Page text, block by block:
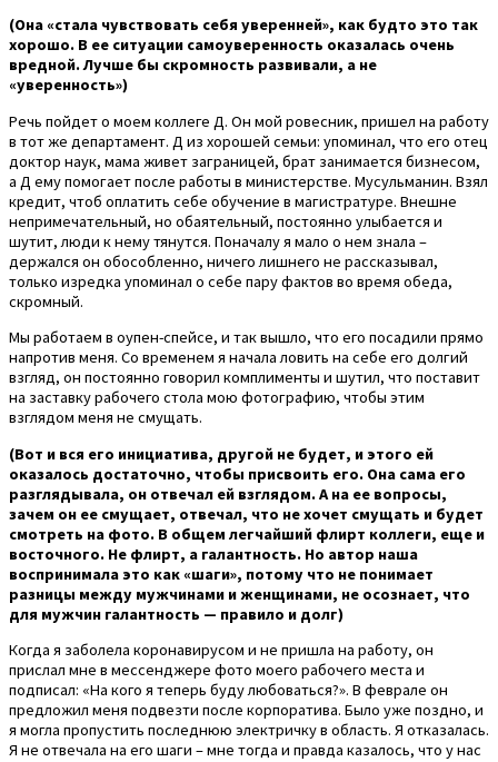
(Она «стала чувствовать себя уверенней», как будто это так
хорошо. В ее ситуации самоуверенность оказалась очень
вредной. Лучше бы скромность развивали, а не
«уверенность»)
Речь пойдет о моем коллеге Д. Он мой ровесник, пришел на работу
в тот же департамент. Д из хорошей семьи: упоминал, что его отец
доктор наук, мама живет заграницей, брат занимается бизнесом,
а Д ему помогает после работы в министерстве. Мусульманин. Взял
кредит, чтоб оплатить себе обучение в магистратуре. Внешне
непримечательный, но обаятельный, постоянно улыбается и
шутит, люди к нему тянутся. Поначалу я мало о нем знала –
держался он обособленно, ничего лишнего не рассказывал,
только изредка упоминал о себе пару фактов во время обеда,
скромный.
Мы работаем в оупен-спейсе, и так вышло, что его посадили прямо
напротив меня. Со временем я начала ловить на себе его долгий
взгляд, он постоянно говорил комплименты и шутил, что поставит
на заставку рабочего стола мою фотографию, чтобы этим
взглядом меня не смущать.
(Вот и вся его инициатива, другой не будет, и этого ей
оказалось достаточно, чтобы присвоить его. Она сама его
разглядывала, он отвечал ей взглядом. А на ее вопросы,
зачем он ее смущает, отвечал, что не хочет смущать и будет
смотреть на фото. В общем легчайший флирт коллеги, еще и
восточного. Не флирт, а галантность. Но автор наша
воспринимала это как «шаги», потому что не понимает
разницы между мужчинами и женщинами, не осознает, что
для мужчин галантность — правило и долг)
Когда я заболела коронавирусом и не пришла на работу, он
прислал мне в мессенджере фото моего рабочего места и
подписал: «На кого я теперь буду любоваться?». В феврале он
предложил меня подвезти после корпоратива. Было уже поздно, и
я могла пропустить последнюю электричку в область. Я отказалась.
Я не отвечала на его шаги – мне тогда и правда казалось, что у нас